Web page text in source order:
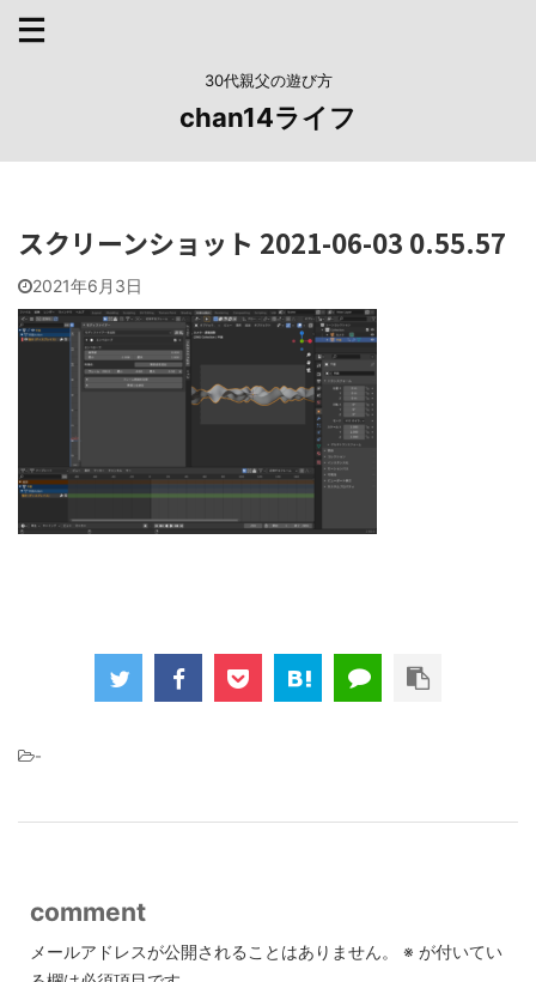
30代親父の遊び方
chan14ライフ
スクリーンショット 2021-06-03 0.55.57
2021年6月3日
-
comment
メールアドレスが公開されることはありません。 ※ が付いてい